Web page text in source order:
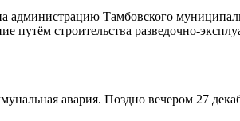
администрацию Тамбовского
путём строительства разведочно-
авария. Поздно вечером 27